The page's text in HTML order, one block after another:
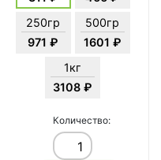
250гр
971 ₽
500гр
1601 ₽
1кг
3108 ₽
Количество: